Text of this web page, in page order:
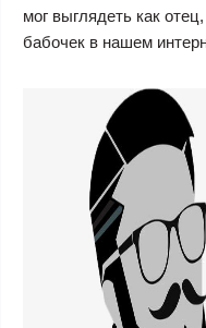
мог выглядеть как
бабочек в нашем